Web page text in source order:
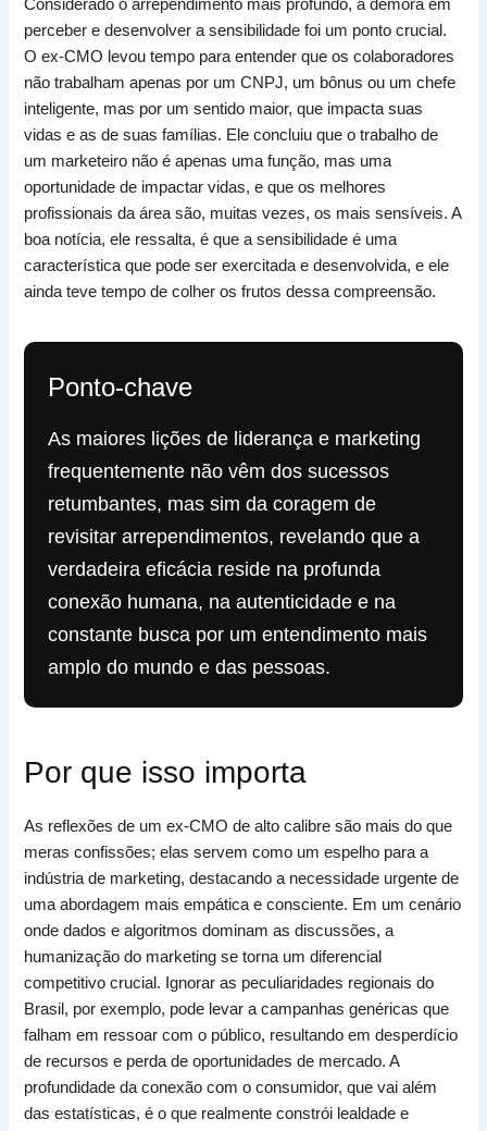
Considerado o arrependimento mais profundo, a demora em
perceber e desenvolver a sensibilidade foi um ponto crucial.
O ex-CMO levou tempo para entender que os colaboradores
não trabalham apenas por um CNPJ, um bônus ou um chefe
inteligente, mas por um sentido maior, que impacta suas
vidas e as de suas famílias. Ele concluiu que o trabalho de
um marketeiro não é apenas uma função, mas uma
oportunidade de impactar vidas, e que os melhores
profissionais da área são, muitas vezes, os mais sensíveis. A
boa notícia, ele ressalta, é que a sensibilidade é uma
característica que pode ser exercitada e desenvolvida, e ele
ainda teve tempo de colher os frutos dessa compreensão.
Ponto-chave
As maiores lições de liderança e marketing
frequentemente não vêm dos sucessos
retumbantes, mas sim da coragem de
revisitar arrependimentos, revelando que a
verdadeira eficácia reside na profunda
conexão humana, na autenticidade e na
constante busca por um entendimento mais
amplo do mundo e das pessoas.
Por que isso importa
As reflexões de um ex-CMO de alto calibre são mais do que
meras confissões; elas servem como um espelho para a
indústria de marketing, destacando a necessidade urgente de
uma abordagem mais empática e consciente. Em um cenário
onde dados e algoritmos dominam as discussões, a
humanização do marketing se torna um diferencial
competitivo crucial. Ignorar as peculiaridades regionais do
Brasil, por exemplo, pode levar a campanhas genéricas que
falham em ressoar com o público, resultando em desperdício
de recursos e perda de oportunidades de mercado. A
profundidade da conexão com o consumidor, que vai além
das estatísticas, é o que realmente constrói lealdade e